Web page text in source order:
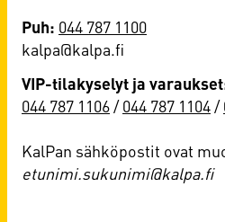
Puh: 044 787 1100
kalpa@kalpa.fi
VIP-tilakyselyt ja
044 787 1106/044 787 1104/
KalPan sähköpostit ovat
etunimi.sukunimi@kalpa.fi